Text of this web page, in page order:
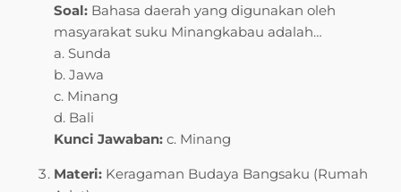
Soal: Bahasa daerah yang digunakan oleh
masyarakat suku Minangkabau adalah…
a. Sunda
b. Jawa
c. Minang
d. Bali
Kunci Jawaban: c. Minang
Materi: Keragaman Budaya Bangsaku (Rumah